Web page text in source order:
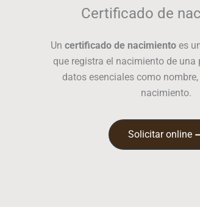
Certificado de
Un certificado de nacimientoes
que registra el nacimiento de una
datos esenciales como
nacimiento.
Solicitar online